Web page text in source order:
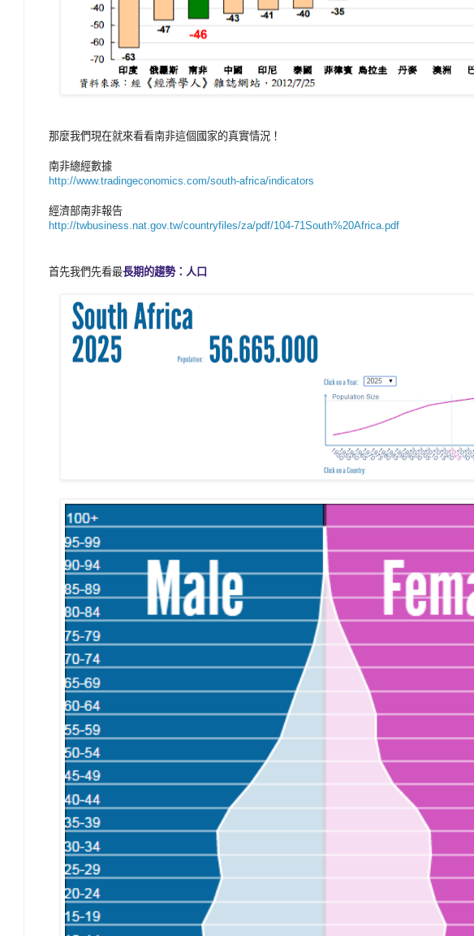
那麼我們現在就來看看南非這個國家的真實情況 ！
南非總經數據
http://www.tradingeconomics.com/south-africa/indicators
經濟部南非報告
http://twbusiness.nat.gov.tw/countryfiles/za/pdf/104-71South%20Africa.pdf
首先我們先看最長期的趨勢：人口